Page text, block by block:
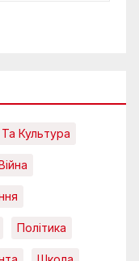
Та Культура
Політика